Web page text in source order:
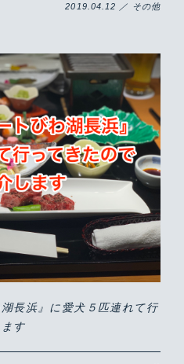
2019.04.12 ／ その他
長浜』に愛犬５匹連れて行
す